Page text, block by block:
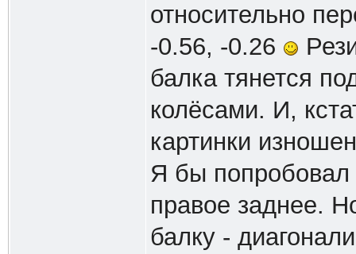
относительно
-0.56, -0.26
балка тянется
колёсами. И,
картинки
Я бы попробовал
правое заднее.
балку -